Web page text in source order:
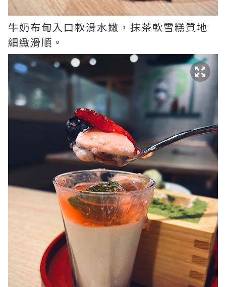
牛奶布甸入口軟滑水嫩，抹茶軟雪糕質地
細緻滑順。